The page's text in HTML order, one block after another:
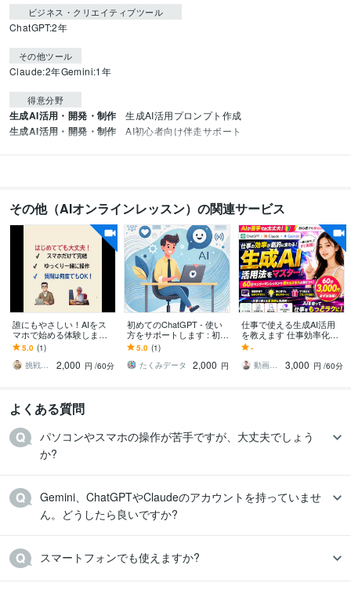
ビジネス・クリエイティブツール
ChatGPT:2年
その他ツール
Claude:2年Gemini:1年
得意分野
生成AI活用・開発・制作 生成AI活用プロンプト作成
生成AI活用・開発・制作 AI初心者向け伴走サポート
その他（AIオンラインレッスン）の関連サービス
誰にもやさしい！AIをス
マホで始める体験します
伝えたい気持ちも、困り
ごとも AIに話せばそっ
とアドバイス
5.0 (1)
挑戦じいじ
2,000 円 /60分
初めてのChatGPT - 使い
方をサポートします : 初心
者でも安心！ChatGPTの
使い方を学ぼう
5.0 (1)
たくみデータ
2,000 円
仕事で使える生成AI活用
を教えます 仕事効率化AI
を60分で実践習得
-
動画編集・デザイン・Web制作・AI活用
3,000 円 /60分
よくある質問
パソコンやスマホの操作が苦手ですが、大丈夫でしょう
か?
Gemini、ChatGPTやClaudeのアカウントを持っていませ
ん。どうしたら良いですか?
スマートフォンでも使えますか?